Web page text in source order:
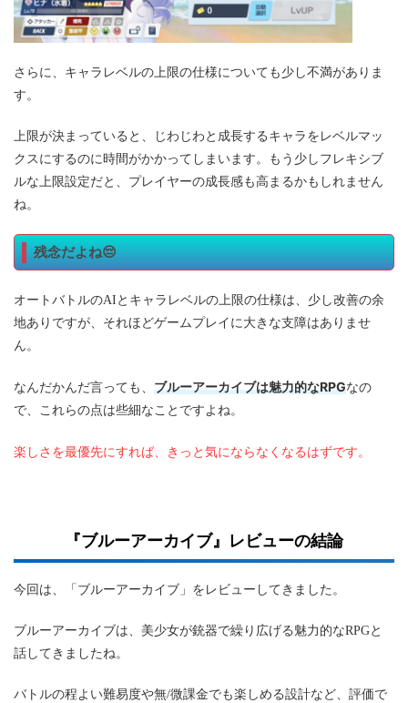
さらに、キャラレベルの上限の仕様についても少し不満がありま
す。
上限が決まっていると、じわじわと成長するキャラをレベルマッ
クスにするのに時間がかかってしまいます。もう少しフレキシブ
ルな上限設定だと、プレイヤーの成長感も高まるかもしれません
ね。
残念だよね😔
オートバトルのAIとキャラレベルの上限の仕様は、少し改善の余
地ありですが、それほどゲームプレイに大きな支障はありませ
ん。
なんだかんだ言っても、 ブルーアーカイブは魅力的なRPGなの
で、これらの点は些細なことですよね。
楽しさを最優先にすれば、きっと気にならなくなるはずです。
『ブルーアーカイブ』レビューの結論
今回は、「ブルーアーカイブ」をレビューしてきました。
ブルーアーカイブは、美少女が銃器で繰り広げる魅力的なRPGと
話してきましたね。
バトルの程よい難易度や無/微課金でも楽しめる設計など、評価で